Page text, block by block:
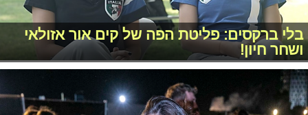
בלי ברקסים: פליטת הפה של קים אור אזולאי
ושחר חיון!